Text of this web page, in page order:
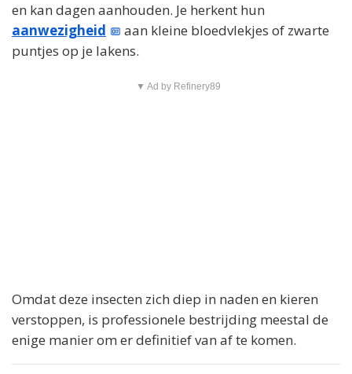
en kan dagen aanhouden. Je herkent hun
aanwezigheid
aan kleine bloedvlekjes of zwarte
puntjes op je lakens.
▼ Ad by Refinery89
Omdat deze insecten zich diep in naden en kieren
verstoppen, is professionele bestrijding meestal de
enige manier om er definitief van af te komen.